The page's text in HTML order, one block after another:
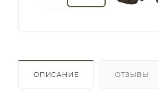
ОПИСАНИЕ ОТЗЫВЫ